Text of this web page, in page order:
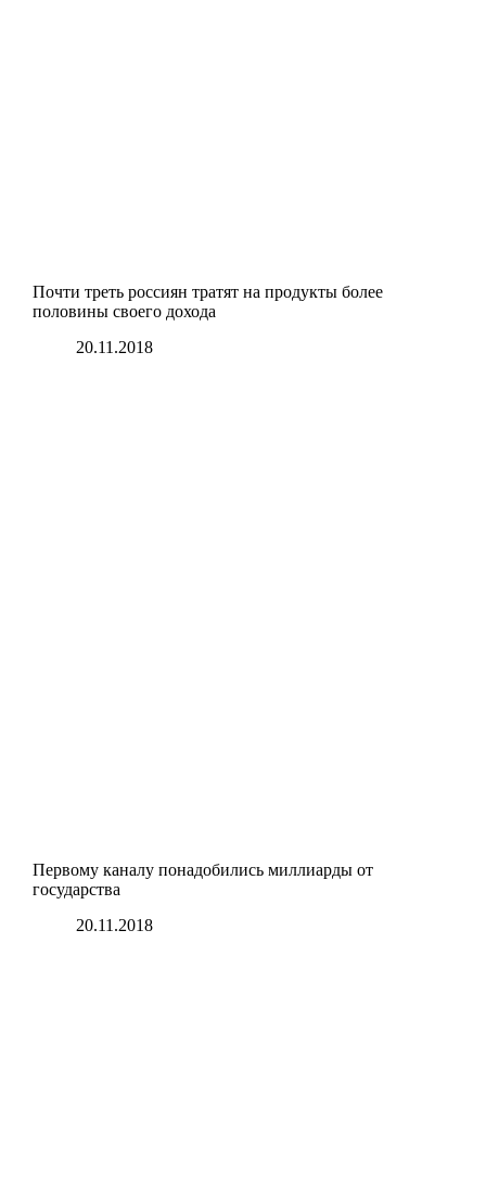
Почти треть россиян тратят на продукты более
половины своего дохода
20.11.2018
Первому каналу понадобились миллиарды от
государства
20.11.2018